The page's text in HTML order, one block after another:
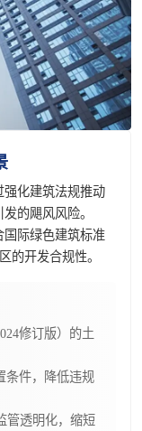
强化建筑法规推动
的飓风风险。
国际绿色建筑标准
的开发合规性。
修订版）的土
条件，降低违规
管透明化，缩短